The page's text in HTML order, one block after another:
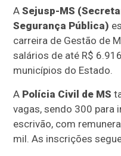
ASejusp-MS
Segurança Pública)
carreira de Gestão de
salários de até R$
municípios do Estado.
A Polícia Civil de MS
vagas, sendo 300 para
escrivão, com
mil. As inscrições